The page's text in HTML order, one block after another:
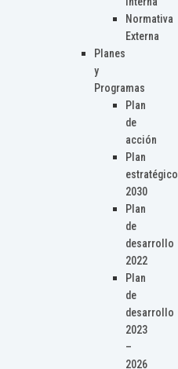
Normativa
Externa
Planes
y
Programas
Plan
de
acción
Plan
estratégico
2030
Plan
de
desarrollo
2022
Plan
de
desarrollo
2023
–
2026